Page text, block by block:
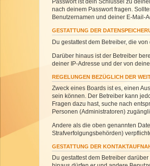
Passwort ist dein Schlüssel zu
nach deinem Passwort fragen.
Benutzernamen und deiner E-Mail-
GESTATTUNG DER
Du gestattest dem Betreiber, die
Darüber hinaus ist der Betreiber
deiner IP-Adresse und der von
REGELUNGEN BEZÜGLICH DER
Zweck eines Boards ist es, einen
sein können. Der Betreiber kann
Fragen dazu hast, suche nach
Personen (Administratoren)
Andere als die oben genannten
Strafverfolgungsbehörden)
GESTATTUNG DER
Du gestattest dem Betreiber